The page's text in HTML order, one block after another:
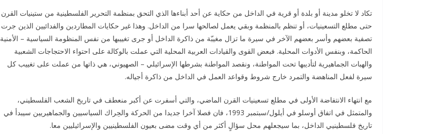
تكاد لا تخلو مدينة أو بلدة أو قرية في الداخل من حكاية عن أحد أبناءها الذي التحق بمنظمة التحرير الفلسطينية من ستينيات القرن
حتى مطلع التسعينيات، أو تنظم بالمنظمة وبقي يعمل لصالحها سرا من الداخل. وهذا غير حكايات المطاردين والفدائيين الذين جرت
تصفية بعضهم وأسر بعضهم الآخر في سيرة ما تزال مغيبّة من ذاكرة الداخل أو جرى تغييبها من نفس المنظومة السياسية – الأمنية
الحاكمة، وبنفس الأدوات المحلية. فبعض القوى والقيادات العربية المحلية التي عملت بالوكالة على احتواء الاحتجاجات الشعبية
والهبات الجماهيرية لتأديبها تحت المواطنة، ونقصد المواطنة بشرطها الإسرائيلي – الصهيوني، هي ذاتها من عملت على تغييب كل
سيرة لفعل المناهضة والتمرد خارج شروط وقواعد العمل في الداخل من ذاكرة أجياله.
مع انتهاء الانتفاضة الأولى في مطلع تسعينيات القرن الماضي، والتي أسفرت عن أكبر منعطف في تاريخ الشعب الفلسطيني،
والمتمثل في اتفاق أوسلو في أيلول/سبتمبر 1993، فان فصلا آخرا جديدا من الحركة والحِراك السياسيين والجماهيريين سيبدأ في
تاريخ فلسطينيي الداخل، بما سيجعلهم محل سؤالٍ أكثر من أي وقت مضى بعيون الفلسطينيين والإسرائيليين معا.